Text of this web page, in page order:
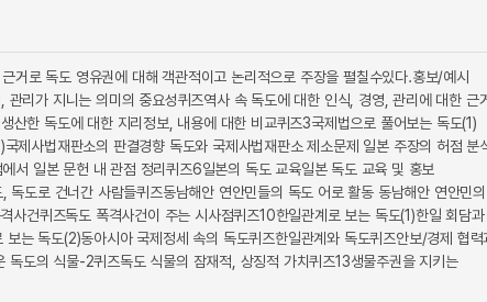
로 독도 영유권에 대해 객관적이고 논리적으로 주장을 펼칠수있다.홍보/예시
리가 지니는 의미의 중요성퀴즈역사 속 독도에 대한 인식, 경영, 관리에 대한 근
한 독도에 대한 지리정보, 내용에 대한 비교퀴즈3국제법으로 풀어보는 독도(1)
제사법재판소의 판결경향 독도와 국제사법재판소 제소문제 일본 주장의 허점 분
서 일본 문헌 내 관점 정리퀴즈6일본의 독도 교육일본 독도 교육 및 홍보
도로 건너간 사람들퀴즈동남해안 연안민들의 독도 어로 활동 동남해안 연안민의
건퀴즈독도 폭격사건이 주는 시사점퀴즈10한일관계로 보는 독도(1)한일 회담과
는 독도(2)동아시아 국제정세 속의 독도퀴즈한일관계와 독도퀴즈안보/경제 협력
도의 식물-2퀴즈독도 식물의 잠재적, 상징적 가치퀴즈13생물주권을 지키는